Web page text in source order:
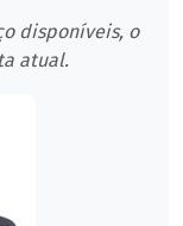
disponíveis, o
atual.